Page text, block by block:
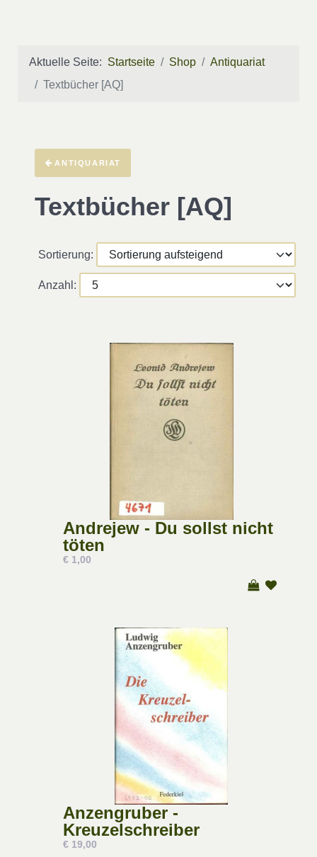
Aktuelle Seite: Startseite Shop
Antiquariat
Textbücher [AQ]
ANTIQUARIAT
Textbücher [AQ]
Sortierung:
Anzahl:
Andrejew - Du sollst nicht
töten
€ 1,00
Anzengruber -
Kreuzelschreiber
€ 19,00